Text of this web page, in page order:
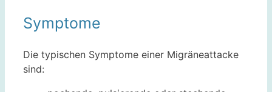
Symptome
Die typischen Symptome einer Migräneattacke
sind: